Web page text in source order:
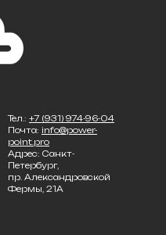
Тел.: +7 (931) 974-96-04
Почта: info@power-
point.pro
Адрес: Санкт-
Петербург,
пр. Александровской
Фермы, 21А